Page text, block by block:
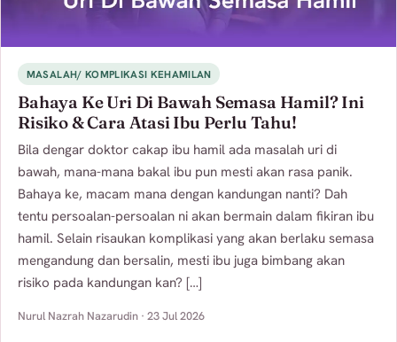
MASALAH/ KOMPLIKASI KEHAMILAN
Bahaya Ke Uri Di Bawah Semasa Hamil? Ini
Risiko & Cara Atasi Ibu Perlu Tahu!
Bila dengar doktor cakap ibu hamil ada masalah uri di
bawah, mana-mana bakal ibu pun mesti akan rasa panik.
Bahaya ke, macam mana dengan kandungan nanti? Dah
tentu persoalan-persoalan ni akan bermain dalam fikiran ibu
hamil. Selain risaukan komplikasi yang akan berlaku semasa
mengandung dan bersalin, mesti ibu juga bimbang akan
risiko pada kandungan kan? […]
Nurul Nazrah Nazarudin · 23 Jul 2026